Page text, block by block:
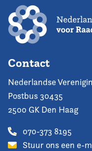
Contact
Nederlandse
Postbus 30435
2500 GK Den Haag
070-373 8195
Stuur ons een e-